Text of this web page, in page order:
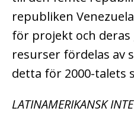
republiken
för projekt och
resurser fördelas av
detta för 2000-talets
LATINAMERIKANSK